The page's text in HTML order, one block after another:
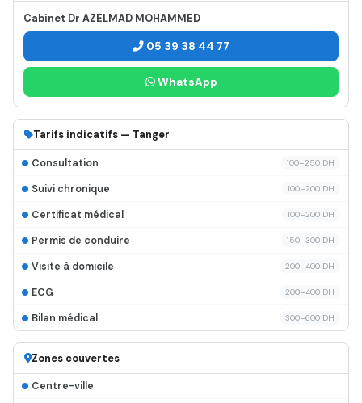
Cabinet Dr AZELMAD MOHAMMED
05 39 38 44 77
WhatsApp
Tarifs indicatifs — Tanger
Consultation 100–250 DH
Suivi chronique 100–200 DH
Certificat médical 100–200 DH
Permis de conduire 150–300 DH
Visite à domicile 200–400 DH
ECG 200–400 DH
Bilan médical 300–600 DH
Zones couvertes
Centre-ville